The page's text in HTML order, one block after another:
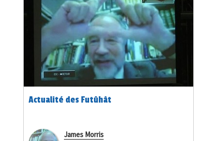
Actualité des Futûhât
James Morris